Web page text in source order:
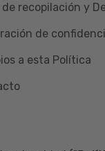
recopilación y
de
a esta Política